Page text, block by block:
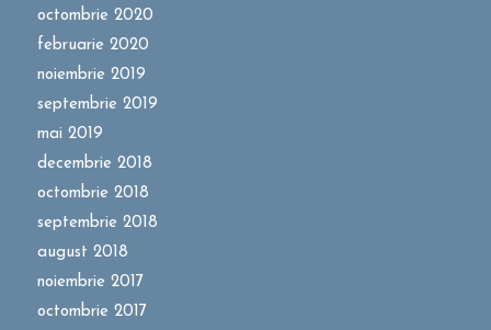
octombrie 2020
februarie 2020
noiembrie 2019
septembrie 2019
mai 2019
decembrie 2018
octombrie 2018
septembrie 2018
august 2018
noiembrie 2017
octombrie 2017